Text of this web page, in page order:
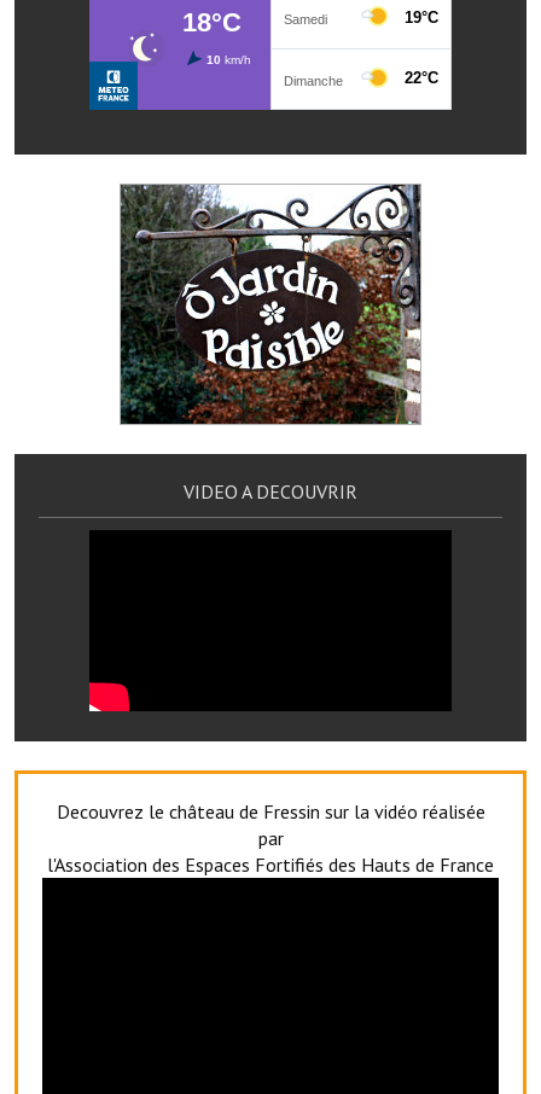
Note de synthèse financière
Rapport d'orientation budgétaire
Actions et projets
Projets et travaux en cours
Procès verbaux des conseils municipaux
Communication
Le bulletin municipal : Fressinfo & Le Fressinois
Toutes les publications
Le village dans l'intercommunalité
Communauté de communes
Autres groupements
Le conseil départemental
Services publics intercommunaux
Affaires scolaires, CCAS
VIDEO A DECOUVRIR
Decouvrez le château de Fressin sur la vidéo réalisée
par
l'Association des Espaces Fortifiés des Hauts de France